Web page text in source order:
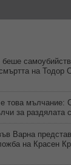
на Тодор
това мълчание:
за раздялата
Варна
на Красен